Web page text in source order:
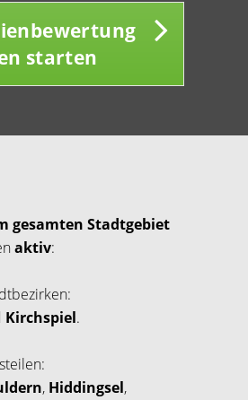
starten
gesamten Stadtgebiet
aktiv:
Kirchspiel.
, Hiddingsel,